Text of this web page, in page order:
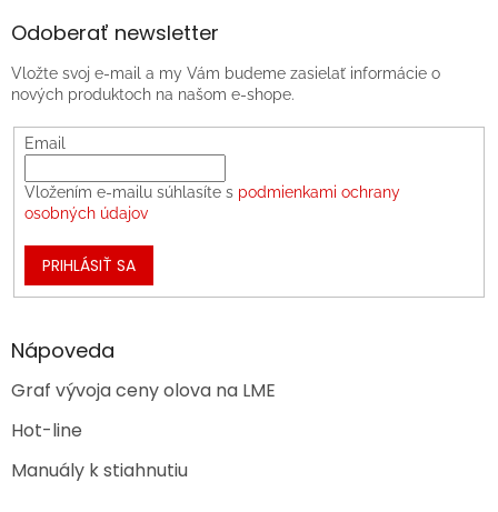
Odoberať newsletter
Vložte svoj e-mail a my Vám budeme zasielať informácie o
nových produktoch na našom e-shope.
Email
Vložením e-mailu súhlasíte s podmienkami ochrany
osobných údajov
PRIHLÁSIŤ SA
Nápoveda
Graf vývoja ceny olova na LME
Hot-line
Manuály k stiahnutiu